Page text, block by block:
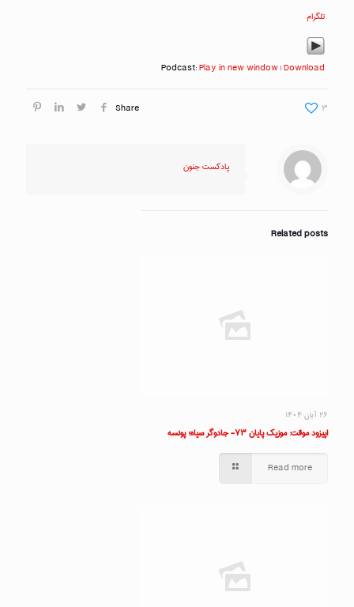
تلگرام
Podcast:Play in new window|Download
Share ۳
پادکست جنون
Related posts
۲۶ آبان ۱۴۰۴
اپیزود موقت: موزیک پایان ۷۳- جادوگر سیاه؛ پونسه
Read more